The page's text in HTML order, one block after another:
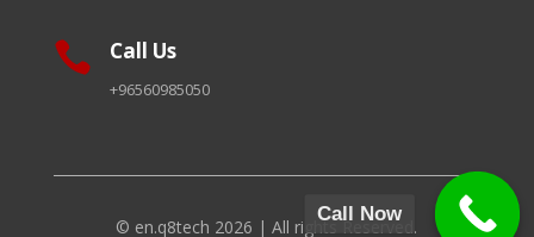
 Call Us
+96560985050
© en.q8tech 2026 | All rights Reserved.
Call Now